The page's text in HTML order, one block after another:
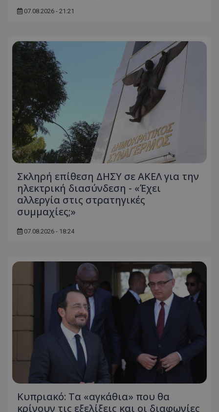
07.08.2026 - 21:21
Σκληρή επίθεση ΔΗΣΥ σε ΑΚΕΛ για την
ηλεκτρική διασύνδεση - «Έχει
αλλεργία στις στρατηγικές
συμμαχίες;»
07.08.2026 - 18:24
Κυπριακό: Τα «αγκάθια» που θα
κρίνουν τις εξελίξεις και οι διαφωνίες